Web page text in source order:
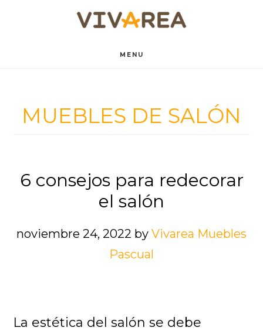
MENU
MUEBLES DE SALÓN
6 consejos para redecorar
el salón
noviembre 24, 2022 by Vivarea Muebles
Pascual
La estética del salón se debe